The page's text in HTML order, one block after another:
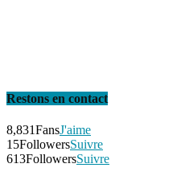
Restons en contact
8,831FansJ'aime
15FollowersSuivre
613FollowersSuivre